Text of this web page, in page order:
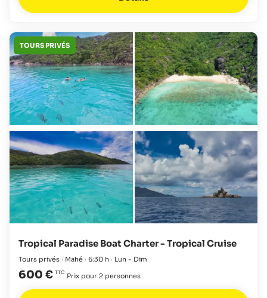
TOURS PRIVÉS
Tropical Paradise Boat Charter - Tropical Cruise
Tours privés · Mahé · 6:30 h · Lun - Dim
600 € Prix pour 2 personnes